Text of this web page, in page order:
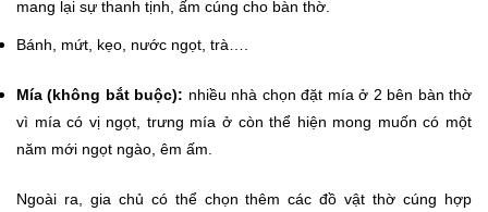
mang lại sự thanh tịnh, ấm cúng cho bàn thờ.
Bánh, mứt, kẹo, nước ngọt, trà….
Mía (không bắt buộc): nhiều nhà chọn đặt mía ở 2 bên bàn thờ
vì mía có vị ngọt, trưng mía ở còn thể hiện mong muốn có một
năm mới ngọt ngào, êm ấm.
Ngoài ra, gia chủ có thể chọn thêm các đồ vật thờ cúng hợp